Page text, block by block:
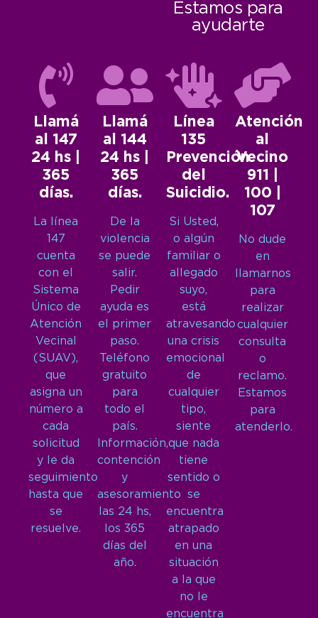
Estamos para
ayudarte
Llamá
al 147
24 hs |
365
días.
La línea
147
cuenta
con el
Sistema
Único de
Atención
Vecinal
(SUAV),
que
asigna un
número a
cada
solicitud
y le da
seguimiento
hasta que
se
resuelve.
Llamá
al 144
24 hs |
365
días.
De la
violencia
se puede
salir.
Pedir
ayuda es
el primer
paso.
Teléfono
gratuito
para
todo el
país.
Información,
contención
y
asesoramiento
las 24 hs,
los 365
días del
año.
Línea
135
Prevención
del
Suicidio.
Si Usted,
o algún
familiar o
allegado
suyo,
está
atravesando
una crisis
emocional
de
cualquier
tipo,
siente
que nada
tiene
sentido o
se
encuentra
atrapado
en una
situación
a la que
no le
encuentra
Atención
al
Vecino
911 |
100 |
107
No dude
en
llamarnos
para
realizar
cualquier
consulta
o
reclamo.
Estamos
para
atenderlo.